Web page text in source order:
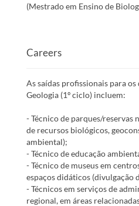
(Mestrado em Ensino de
Careers
As saídas profissionais para
Geologia (1º ciclo) incluem:
- Técnico de parques/reservas
de recursos biológicos,
ambiental);
- Técnico de educação
- Técnico de museus em
espaços didáticos (divulgação
- Técnicos em serviços de
regional, em áreas